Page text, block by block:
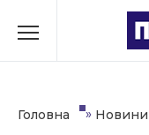
до
Головна » Новини